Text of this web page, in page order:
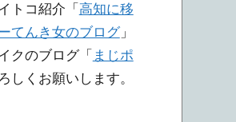
トコ紹介「 高知に移
てんき女のブログ」
クのブログ「 まじポ
しくお願いします。